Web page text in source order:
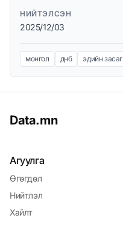
НИЙТЭЛСЭН
2025/12/03
монгол днб эдийн засаг
Data.mn
Агуулга
Өгөгдөл
Нийтлэл
Хайлт